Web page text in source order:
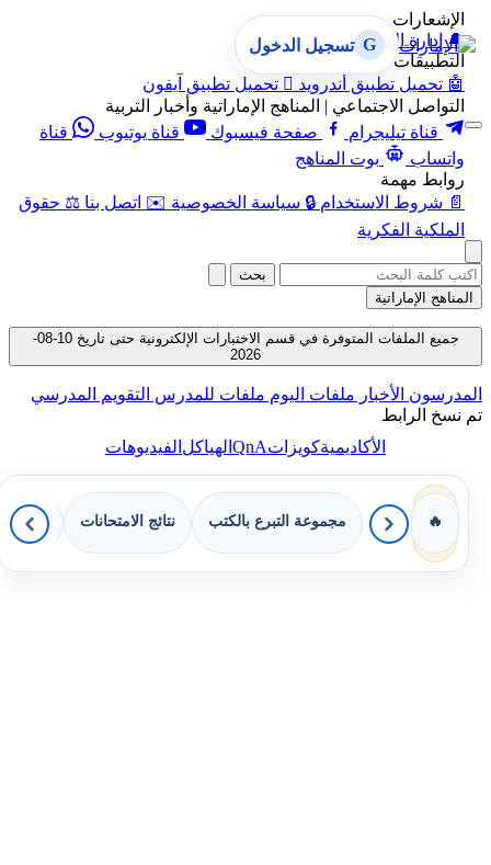
الإشعارات
🔔 إدارة الإشعارات
التطبيقات
🤖 تحميل تطبيق أندرويد  تحميل تطبيق آيفون
التواصل الاجتماعي | المناهج الإماراتية وأخبار التربية
قناة تيليجرام
صفحة فيسبوك قناة يوتيوب
قناة
واتساب
بوت المناهج
روابط مهمة
📄 شروط الاستخدام 🔒 سياسة الخصوصية ✉️ اتصل بنا ⚖️ حقوق
الملكية الفكرية
G تسجيل الدخول
بحث
المناهج الإماراتية
جميع الملفات المتوفرة في قسم الاختبارات الإلكترونية حتى تاريخ 10-08-
2026
المدرسون الأخبار ملفات اليوم ملفات للمدرس التقويم المدرسي
تم نسخ الرابط
الأكاديميةكويزاتQnAالهياكل الفيديوهات
🔥 مجموعة التبرع بالكتب نتائج الامتحانات